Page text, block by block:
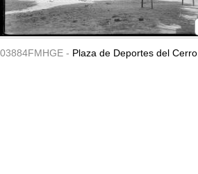
03884FMHGE - Plaza de Deportes del Cerro.